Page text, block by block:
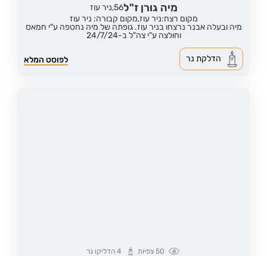
מיה גורן ז"ל56, ניר עוז
מקום רצח:ניר עוז,מקום קבורה: ניר עוז
מיה ובעלה אבנר נרצחו בניר עוז. גופתה של מיה נחטפה ע"י חמאס
וחולצה ע"י צה"ל ב-24/7/24
לפוסט המלא הדלקת נר
50 צפיות 4הדליקו נר